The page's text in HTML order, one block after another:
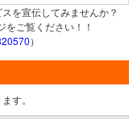
を宣伝してみませんか？
ご覧ください！！
）
す。